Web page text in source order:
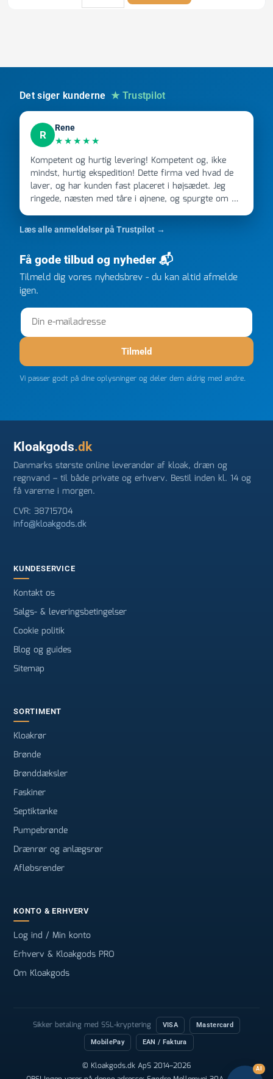
500
hvid
antal
Det siger kunderne ★ Trustpilot
R
Rene
★★★★★
Kompetent og hurtig levering! Kompetent og, ikke
mindst, hurtig ekspedition! Dette firma ved hvad de
laver, og har kunden fast placeret i højsædet. Jeg
ringede, næsten med tåre i øjnene, og spurgte om de
kunne overholde en 2 måneder gammel aftale. Jeg
ringede onsdag kl 16, og min store ordre kom dagen
efter kl 6.45! Kan slet ikke få armene ned, og næste
gang jeg skal bruge noget, vil jeg ringe til dem
FØRST. De varmeste og venligste hilsner fra Rene
Læs alle anmeldelser på Trustpilot →
Få gode tilbud og nyheder 📬
Tilmeld dig vores nyhedsbrev - du kan altid afmelde
igen.
Tilmeld
Vi passer godt på dine oplysninger og deler dem aldrig med andre.
Kloakgods.dk
Danmarks største online leverandør af kloak, dræn og
regnvand – til både private og erhverv. Bestil inden kl. 14 og
få varerne i morgen.
CVR: 38715704
info@kloakgods.dk
KUNDESERVICE
Kontakt os
Salgs- & leveringsbetingelser
Cookie politik
Blog og guides
Sitemap
SORTIMENT
Kloakrør
Brønde
Brønddæksler
Faskiner
Septiktanke
Pumpebrønde
Drænrør og anlægsrør
Afløbsrender
KONTO & ERHVERV
Log ind / Min konto
Erhverv & Kloakgods PRO
Om Kloakgods
Sikker betaling med SSL-kryptering VISA Mastercard
MobilePay EAN / Faktura
© Kloakgods.dk ApS 2014–2026
AI